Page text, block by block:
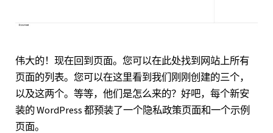
伟大的！现在回到页面。您可以在此处找到网站上所有
页面的列表。您可以在这里看到我们刚刚创建的三个，
以及这两个。等等，他们是怎么来的？好吧，每个新安
装的 WordPress 都预装了一个隐私政策页面和一个示例
页面。